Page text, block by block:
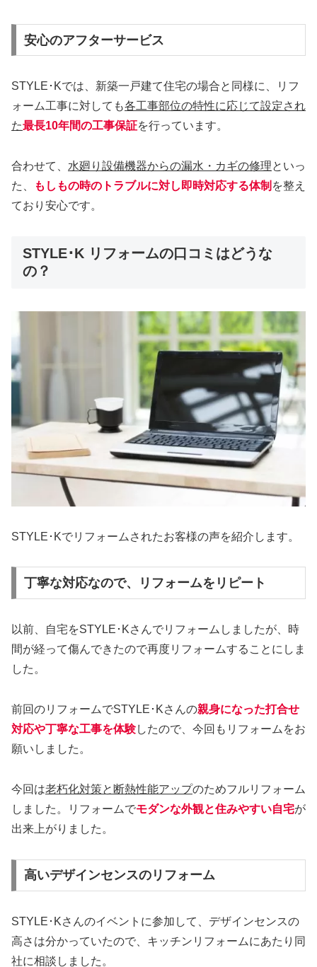
安心のアフターサービス
STYLE･Kでは、新築一戸建て住宅の場合と同様に、リフ
ォーム工事に対しても各工事部位の特性に応じて設定され
た最長10年間の工事保証を行っています。
合わせて、 水廻り設備機器からの漏水・カギの修理といっ
た、
もしもの時のトラブルに対し即時対応する体制 を整え
ており安心です。
STYLE･K リフォームの口コミはどうな
の？
STYLE･Kでリフォームされたお客様の声を紹介します。
丁寧な対応なので、リフォームをリピート
以前、自宅をSTYLE･Kさんでリフォームしましたが、時
間が経って傷んできたので再度リフォームすることにしま
した。
前回のリフォームでSTYLE･Kさんの親身になった打合せ
対応や丁寧な工事を体験したので、今回もリフォームをお
願いしました。
今回は老朽化対策と断熱性能アップのためフルリフォーム
しました。リフォームでモダンな外観と住みやすい自宅が
出来上がりました。
高いデザインセンスのリフォーム
STYLE･Kさんのイベントに参加して、デザインセンスの
高さは分かっていたので、キッチンリフォームにあたり同
社に相談しました。